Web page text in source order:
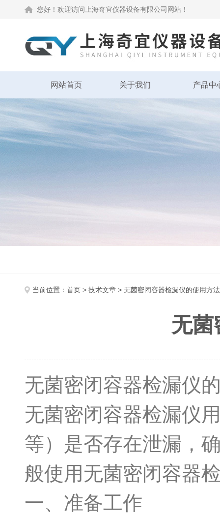
您好！欢迎访问上海奇宜仪器设备有限公司网站！
网站首页 关于我们 产品中
当前位置： 首页 > 技术文章 > 无菌密闭容器检漏仪的使用方法
无菌
无菌密闭容器检漏仪
无菌密闭容器检漏仪
等）是否存在泄漏，
般使用无菌密闭容器
一、准备工作